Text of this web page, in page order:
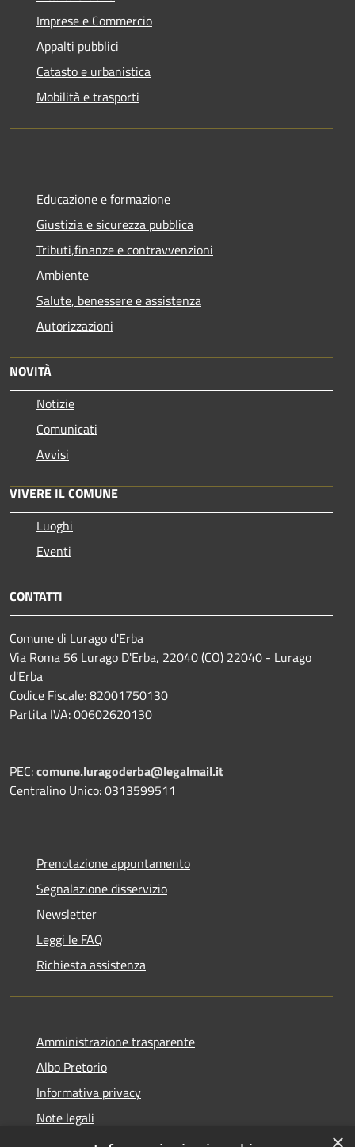
Imprese e Commercio
Appalti pubblici
Catasto e urbanistica
Mobilità e trasporti
Educazione e formazione
Giustizia e sicurezza pubblica
Tributi,finanze e contravvenzioni
Ambiente
Salute, benessere e assistenza
Autorizzazioni
NOVITÀ
Notizie
Comunicati
Avvisi
VIVERE IL COMUNE
Luoghi
Eventi
CONTATTI
Comune di Lurago d'Erba
Via Roma 56 Lurago D'Erba, 22040 (CO) 22040 - Lurago
d'Erba
Codice Fiscale: 82001750130
Partita IVA: 00602620130
PEC:comune.luragoderba@legalmail.it
Centralino Unico: 0313599511
Prenotazione appuntamento
Segnalazione disservizio
Newsletter
Leggi le FAQ
Richiesta assistenza
Amministrazione trasparente
Albo Pretorio
Informativa privacy
Note legali
Dichiarazione di accessibilità